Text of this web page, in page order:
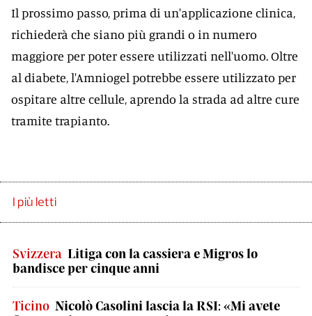
Il prossimo passo, prima di un'applicazione clinica,
richiederà che siano più grandi o in numero
maggiore per poter essere utilizzati nell'uomo. Oltre
al diabete, l'Amniogel potrebbe essere utilizzato per
ospitare altre cellule, aprendo la strada ad altre cure
tramite trapianto.
I più letti
Svizzera Litiga con la cassiera e Migros lo
bandisce per cinque anni
Ticino Nicolò Casolini lascia la RSI: «Mi avete